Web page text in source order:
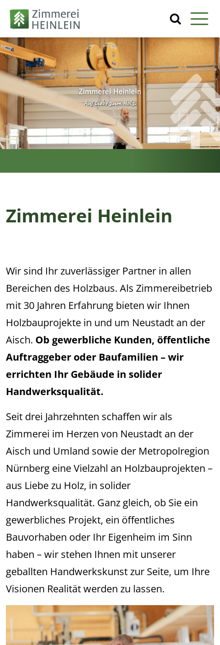
Zimmerei Heinlein
Wir sind Ihr zuverlässiger Partner in allen
Bereichen des Holzbaus. Als Zimmereibetrieb
mit 30 Jahren Erfahrung bieten wir Ihnen
Holzbauprojekte in und um Neustadt an der
Aisch. Ob gewerbliche Kunden, öffentliche
Auftraggeber oder Baufamilien – wir
errichten Ihr Gebäude in solider
Handwerksqualität.
Seit drei Jahrzehnten schaffen wir als
Zimmerei im Herzen von Neustadt an der
Aisch und Umland sowie der Metropolregion
Nürnberg eine Vielzahl an Holzbauprojekten –
aus Liebe zu Holz, in solider
Handwerksqualität. Ganz gleich, ob Sie ein
gewerbliches Projekt, ein öffentliches
Bauvorhaben oder Ihr Eigenheim im Sinn
haben – wir stehen Ihnen mit unserer
geballten Handwerkskunst zur Seite, um Ihre
Visionen Realität werden zu lassen.